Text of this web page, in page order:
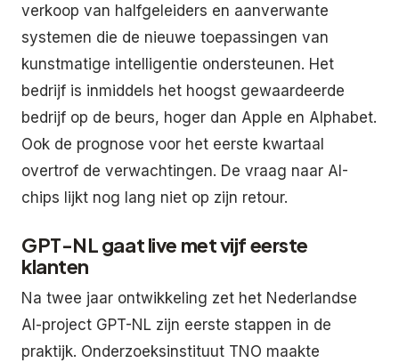
verkoop van halfgeleiders en aanverwante
systemen die de nieuwe toepassingen van
kunstmatige intelligentie ondersteunen. Het
bedrijf is inmiddels het hoogst gewaardeerde
bedrijf op de beurs, hoger dan Apple en Alphabet.
Ook de prognose voor het eerste kwartaal
overtrof de verwachtingen. De vraag naar AI-
chips lijkt nog lang niet op zijn retour.
GPT-NL gaat live met vijf eerste
klanten
Na twee jaar ontwikkeling zet het Nederlandse
AI-project GPT-NL zijn eerste stappen in de
praktijk. Onderzoeksinstituut TNO maakte